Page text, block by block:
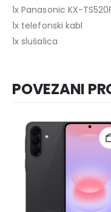
1x Panasonic KX-
1x telefonski kabl
1x slušalica
POVEZANI